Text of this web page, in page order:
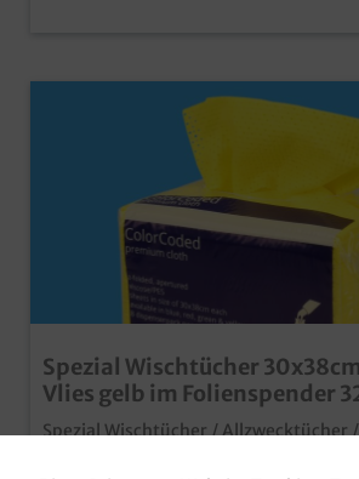
Spezial Wischtücher
Vlies gelb im Folienspender
Spezial Wischtücher / Allzwecktücher
Folienspender, 320 Stück im